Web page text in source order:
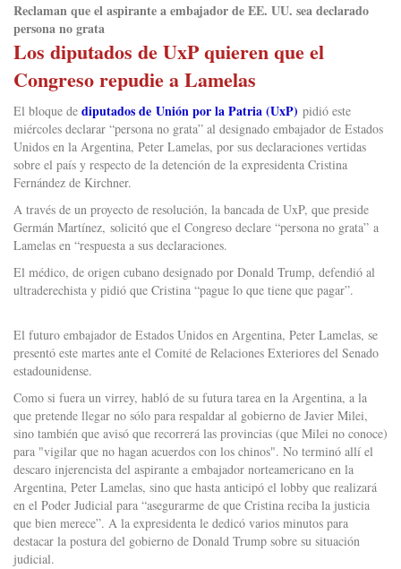
Reclaman que el aspirante a embajador de EE. UU. sea declarado
persona no grata
Los diputados de UxP quieren que el
Congreso repudie a Lamelas
El bloque de diputados de Unión por la Patria (UxP) pidió este
miércoles declarar “persona no grata” al designado embajador de Estados
Unidos en la Argentina, Peter Lamelas, por sus declaraciones vertidas
sobre el país y respecto de la detención de la expresidenta Cristina
Fernández de Kirchner.
A través de un proyecto de resolución, la bancada de UxP, que preside
Germán Martínez, solicitó que el Congreso declare “persona no grata” a
Lamelas en “respuesta a sus declaraciones.
El médico, de origen cubano designado por Donald Trump, defendió al
ultraderechista y pidió que Cristina “pague lo que tiene que pagar”.
El futuro embajador de Estados Unidos en Argentina, Peter Lamelas, se
presentó este martes ante el Comité de Relaciones Exteriores del Senado
estadounidense.
Como si fuera un virrey, habló de su futura tarea en la Argentina, a la
que pretende llegar no sólo para respaldar al gobierno de Javier Milei,
sino también que avisó que recorrerá las provincias (que Milei no conoce)
para "vigilar que no hagan acuerdos con los chinos". No terminó allí el
descaro injerencista del aspirante a embajador norteamericano en la
Argentina, Peter Lamelas, sino que hasta anticipó el lobby que realizará
en el Poder Judicial para “asegurarme de que Cristina reciba la justicia
que bien merece”. A la expresidenta le dedicó varios minutos para
destacar la postura del gobierno de Donald Trump sobre su situación
judicial.